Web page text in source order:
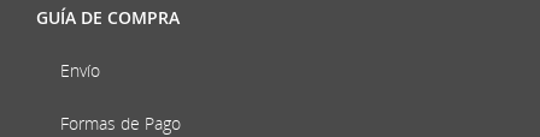
GUÍA DE COMPRA
Envío
Formas de Pago